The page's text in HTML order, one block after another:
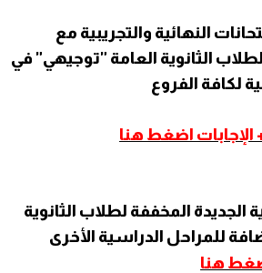
النهائية والتجريبية مع
لطلاب الثانوية العامة "توجيهي" في
لكافة الفروع
الإجابات اضغط هنا
الجديدة المخففة لطلاب الثانوية
للمراحل الدراسية الأخرى
هنا